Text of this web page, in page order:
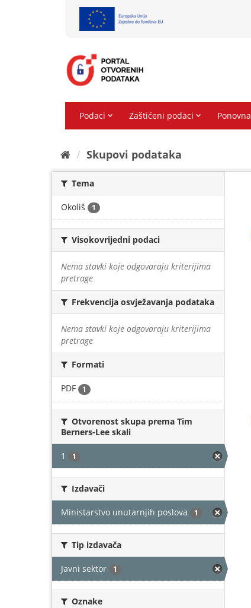
Skupovi podаtаkа
Tema
Okoliš 1
Visokovrijedni podaci
Nema stavki koje odgovaraju kriterijima
pretrage
Frekvencija osvježavanja podataka
Nema stavki koje odgovaraju kriterijima
pretrage
Formati
PDF 1
Otvorenost skupa prema Tim
Berners-Lee skali
1 1
Izdavači
Ministarstvo unutarnjih poslova 1
Tip izdavača
Javni sektor 1
Oznake